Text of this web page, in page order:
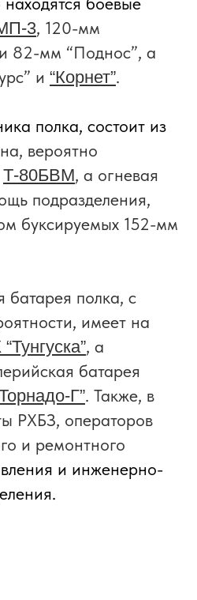
3, 120-мм
и 82-мм “Поднос”, а
и “Корнет”.
полка, состоит из
вероятно
Т-80БВМ, а огневая
подразделения,
буксируемых 152-мм
батарея полка, с
имеет на
, а
батарея
Г”. Также, в
РХБЗ, операторов
и ремонтного
и инженерно-